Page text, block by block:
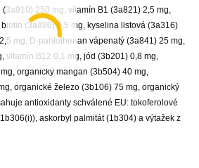
250 mg, vitamín B1 (3a821) 2,5 mg,
(3a880) 3,5 mg, kyselina listová (3a316)
mg, D-pantothenan vápenatý (3a841) 25 mg,
vitamín B12 0,1 mg, jód (3b201) 0,8 mg,
organický mangan (3b504) 40 mg,
organické železo (3b106) 75 mg, organický
antioxidanty schválené EU: tokoferolové
askorbyl palmitát (1b304) a výtažek z